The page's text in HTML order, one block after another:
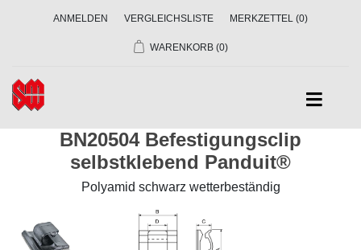
ANMELDEN VERGLEICHSLISTE MERKZETTEL (0)
WARENKORB (0)
BN20504 Befestigungsclip
selbstklebend Panduit®
Polyamid schwarz wetterbeständig